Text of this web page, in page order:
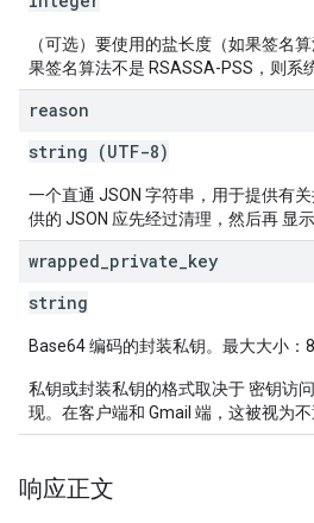
（可选）要使用的盐长度（如果签名
果签名算法不是 RSASSA-PSS，则系
reason
string (UTF-8)
一个直通 JSON 字符串，用于提供有
供的 JSON 应先经过清理，然后再 显
wrapped private key
string
Base64 编码的封装私钥。最大大小：8
私钥或封装私钥的格式取决于 密钥访
现。在客户端和 Gmail 端，这被视为不
响应正文